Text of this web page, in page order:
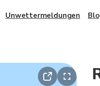
Unwettermeldungen